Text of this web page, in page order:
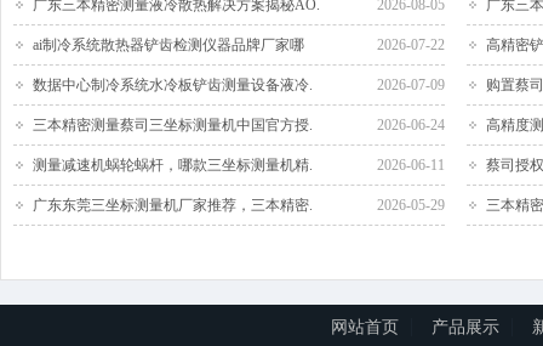
2026-08-05
广东三本精密测量液冷散热解决方案揭秘AO. 广东三
2026-07-22
ai制冷系统散热器铲齿检测仪器品牌厂家哪 高精密
2026-07-09
数据中心制冷系统水冷板铲齿测量设备液冷. 购置蔡
2026-06-24
三本精密测量蔡司三坐标测量机中国官方授. 高精度
2026-06-11
测量减速机蜗轮蜗杆，哪款三坐标测量机精. 蔡司授
2026-05-29
广东东莞三坐标测量机厂家推荐，三本精密. 三本精
网站首页 产品展示